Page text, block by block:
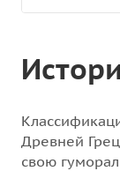
Древней
свою